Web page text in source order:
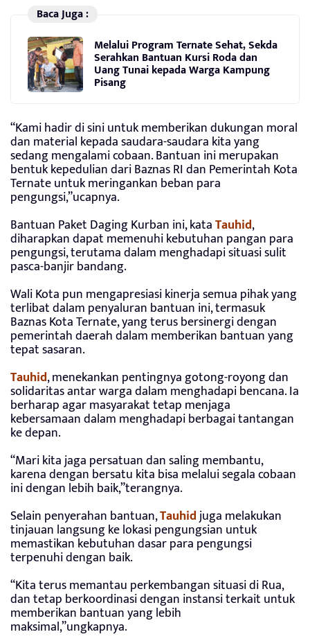
Baca Juga :
Melalui Program Ternate Sehat, Sekda
Serahkan Bantuan Kursi Roda dan
Uang Tunai kepada Warga Kampung
Pisang
“Kami hadir di sini untuk memberikan dukungan moral
dan material kepada saudara-saudara kita yang
sedang mengalami cobaan. Bantuan ini merupakan
bentuk kepedulian dari Baznas RI dan Pemerintah Kota
Ternate untuk meringankan beban para
pengungsi,”ucapnya.
Bantuan Paket Daging Kurban ini, kataTauhid,
diharapkan dapat memenuhi kebutuhan pangan para
pengungsi, terutama dalam menghadapi situasi sulit
pasca-banjir bandang.
Wali Kota pun mengapresiasi kinerja semua pihak yang
terlibat dalam penyaluran bantuan ini, termasuk
Baznas Kota Ternate, yang terus bersinergi dengan
pemerintah daerah dalam memberikan bantuan yang
tepat sasaran.
Tauhid, menekankan pentingnya gotong-royong dan
solidaritas antar warga dalam menghadapi bencana. Ia
berharap agar masyarakat tetap menjaga
kebersamaan dalam menghadapi berbagai tantangan
ke depan.
“Mari kita jaga persatuan dan saling membantu,
karena dengan bersatu kita bisa melalui segala cobaan
ini dengan lebih baik,”terangnya.
Selain penyerahan bantuan,Tauhidjuga melakukan
tinjauan langsung ke lokasi pengungsian untuk
memastikan kebutuhan dasar para pengungsi
terpenuhi dengan baik.
“Kita terus memantau perkembangan situasi di Rua,
dan tetap berkoordinasi dengan instansi terkait untuk
memberikan bantuan yang lebih
maksimal,”ungkapnya.